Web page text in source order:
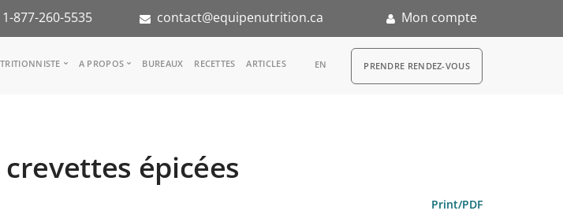
1-877-260-5535 contact@equipenutrition.ca Mon compte
d'inspiration
A PROPOS
Partenaires
Stage en nutrition
BUREAUX RECETTES ARTICLES EN RDV
PRENDRE RENDEZ-VOUS
épicées
Print/PDF